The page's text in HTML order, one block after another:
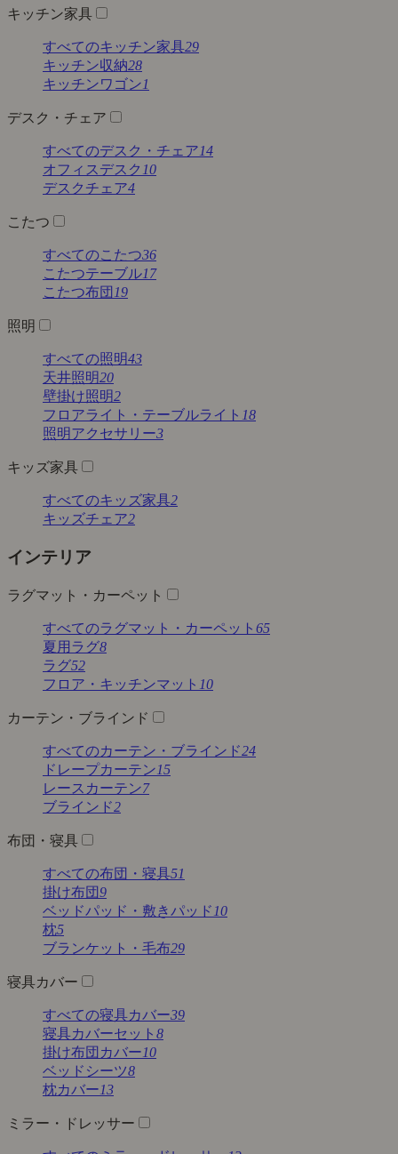
キッチン家具
すべてのキッチン家具29
キッチン収納28
キッチンワゴン1
デスク・チェア
すべてのデスク・チェア14
オフィスデスク 10
デスクチェア4
こたつ
すべてのこたつ36
こたつテーブル17
こたつ布団 19
照明
すべての照明43
天井照明20
壁掛け照明2
フロアライト・テーブルライト 18
照明アクセサリー3
キッズ家具
すべてのキッズ家具2
キッズチェア2
インテリア
ラグマット・カーペット
すべてのラグマット・カーペット 65
夏用ラグ8
ラグ52
フロア・キッチンマット 10
カーテン・ブラインド
すべてのカーテン・ブラインド24
ドレープカーテン15
レースカーテン7
ブラインド2
布団・寝具
すべての布団・寝具51
掛け布団9
ベッドパッド・敷きパッド 10
枕5
ブランケット・毛布29
寝具カバー
すべての寝具カバー39
寝具カバーセット 8
掛け布団カバー10
ベッドシーツ8
枕カバー13
ミラー・ドレッサー